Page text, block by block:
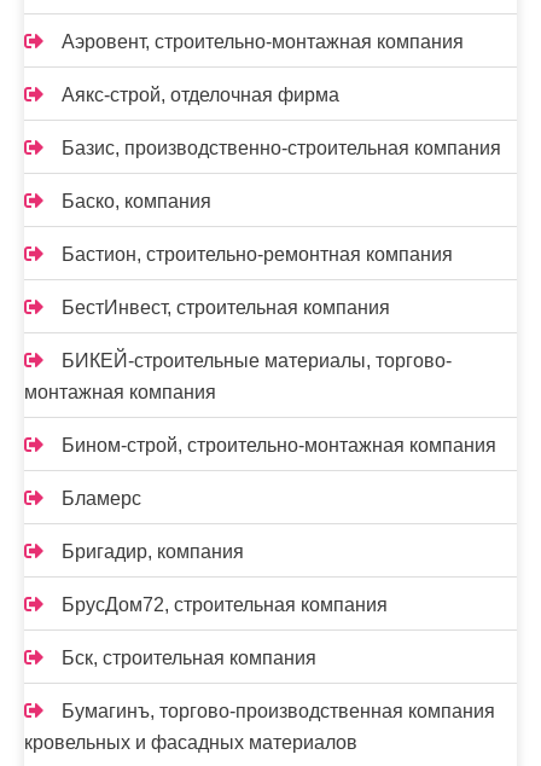
Аэровент, строительно-монтажная компания
Аякс-строй, отделочная фирма
Базис, производственно-строительная компания
Баско, компания
Бастион, строительно-ремонтная компания
БестИнвест, строительная компания
БИКЕЙ-строительные материалы, торгово-
монтажная компания
Бином-строй, строительно-монтажная компания
Бламерс
Бригадир, компания
БрусДом72, строительная компания
Бск, строительная компания
Бумагинъ, торгово-производственная компания
кровельных и фасадных материалов